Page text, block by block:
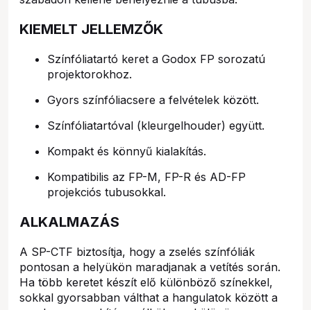
KIEMELT JELLEMZŐK
Színfóliatartó keret a Godox FP sorozatú
projektorokhoz.
Gyors színfóliacsere a felvételek között.
Színfóliatartóval (kleurgelhouder) együtt.
Kompakt és könnyű kialakítás.
Kompatibilis az FP-M, FP-R és AD-FP
projekciós tubusokkal.
ALKALMAZÁS
A SP-CTF biztosítja, hogy a zselés színfóliák
pontosan a helyükön maradjanak a vetítés során.
Ha több keretet készít elő különböző színekkel,
sokkal gyorsabban válthat a hangulatok között a